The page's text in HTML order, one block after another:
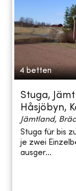
4 betten
Stuga,
Håsjöbyn,
Jämtland,
Stuga für bis
je zwei
ausger...